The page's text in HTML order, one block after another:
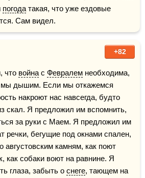
погода такая, что уже ездовые
Сам видел.
+82
что война с Февралем необходима,
мы дышим. Если мы откажемся
накроют нас навсегда, будто
скал. Я предложил им вспомнить,
за руки с Маем. Я предложил им
речки, бегущие под окнами спален,
августовским камням, как поют
как собаки воют на равнине. Я
глаза, забыть о снеге, тающем на